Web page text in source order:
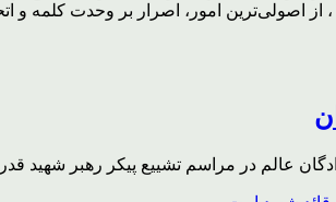
اصولی‌ترین امور، اصرار بر وحدت کلمه و
عالم در مراسم تشییع پیکر رهبر شهید